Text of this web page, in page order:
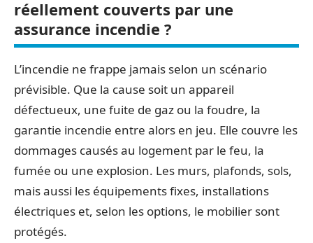
réellement couverts par une
assurance incendie ?
L’incendie ne frappe jamais selon un scénario
prévisible. Que la cause soit un appareil
défectueux, une fuite de gaz ou la foudre, la
garantie incendie entre alors en jeu. Elle couvre les
dommages causés au logement par le feu, la
fumée ou une explosion. Les murs, plafonds, sols,
mais aussi les équipements fixes, installations
électriques et, selon les options, le mobilier sont
protégés.